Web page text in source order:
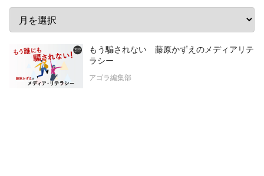
もう騙されない 藤原かずえのメディアリテ
ラシー
アゴラ編集部